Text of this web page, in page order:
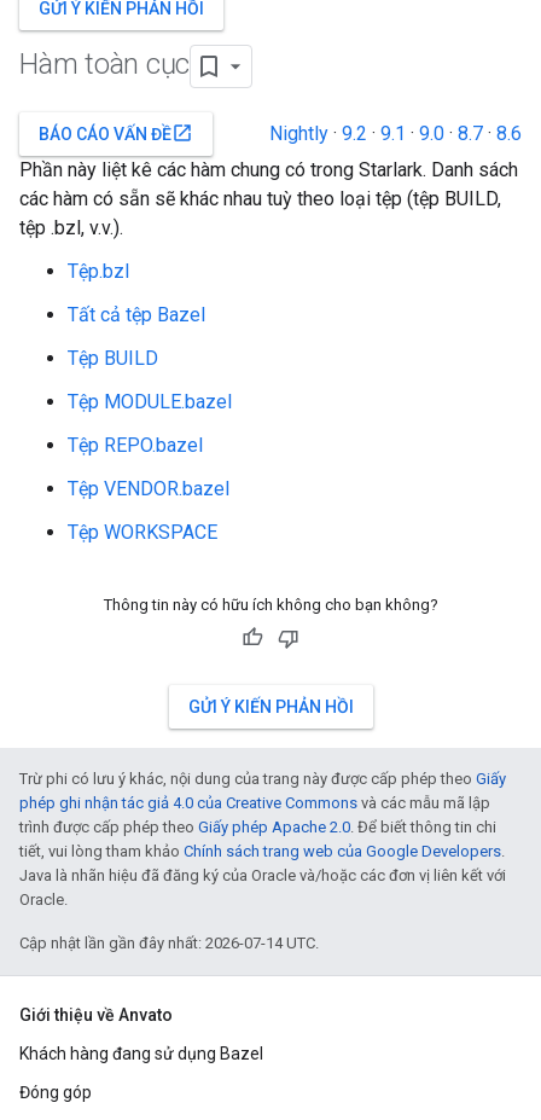
GỬI Ý KIẾN PHẢN HỒI
Hàm toàn cục
BÁO CÁO VẤN ĐỀopen_in_new Nightly · 9.2 · 9.1 · 9.0 · 8.7 · 8.6
Phần này liệt kê các hàm chung có trong Starlark. Danh sách
các hàm có sẵn sẽ khác nhau tuỳ theo loại tệp (tệp BUILD,
tệp .bzl, v.v.).
Tệp.bzl
Tất cả tệp Bazel
Tệp BUILD
Tệp MODULE.bazel
Tệp REPO.bazel
Tệp VENDOR.bazel
Tệp WORKSPACE
Thông tin này có hữu ích không cho bạn không?
GỬI Ý KIẾN PHẢN HỒI
Trừ phi có lưu ý khác, nội dung của trang này được cấp phép theo Giấy
phép ghi nhận tác giả 4.0 của Creative Commons và các mẫu mã lập
trình được cấp phép theo Giấy phép Apache 2.0. Để biết thông tin chi
tiết, vui lòng tham khảo Chính sách trang web của Google Developers.
Java là nhãn hiệu đã đăng ký của Oracle và/hoặc các đơn vị liên kết với
Oracle.
Cập nhật lần gần đây nhất: 2026-07-14 UTC.
Giới thiệu về Anvato
Khách hàng đang sử dụng Bazel
Đóng góp